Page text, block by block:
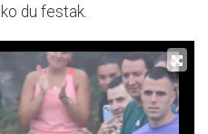
du festak.